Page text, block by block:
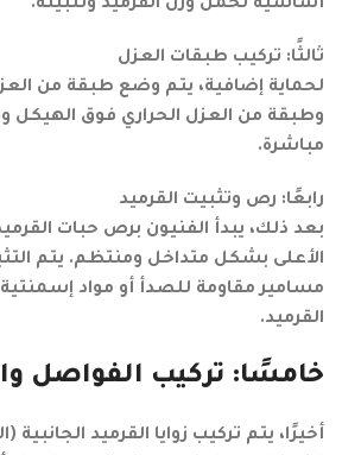
أساسية لحمل وزن القرميد وتثبيته.
ثالثًا: تركيب طبقات العزل
لحماية إضافية، يتم وضع طبقة من
وطبقة من العزل الحراري فوق الهيكل
مباشرة.
رابعًا: رص وتثبيت القرميد
بعد ذلك، يبدأ الفنيون برص حبات
الأعلى بشكل متداخل ومنتظم. يتم
مسامير مقاومة للصدأ أو مواد
القرميد.
خامسًا: تركيب الفواصل
أخيرًا، يتم تركيب زوايا القرميد الجانبية